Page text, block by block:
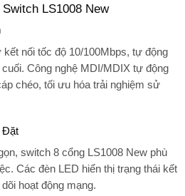
LS1008 New
nối tốc độ 10/100Mbps, tự động
Công nghệ MDI/MDIX tự động
chéo, tối ưu hóa trải nghiệm sử
Đặt
switch 8 cổng LS1008 New phù
Các đèn LED hiển thị trạng thái kết
hoạt động mạng.